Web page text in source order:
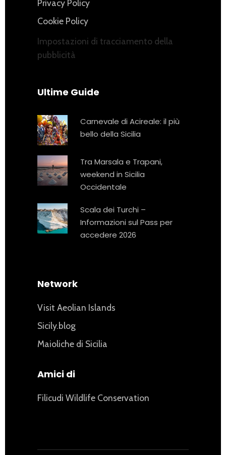
Privacy Policy
Cookie Policy
Impostazioni di tracciamento della
pubblicità
Ultime Guide
Carnevale di Acireale: il più
bello della Sicilia
Tra Marsala e Trapani,
weekend in Sicilia
Occidentale
Scala dei Turchi –
Informazioni sul Pass per
accedere 2026
Network
Visit Aeolian Islands
Sicily.blog
Maioliche di Sicilia
Amici di
Filicudi Wildlife Conservation